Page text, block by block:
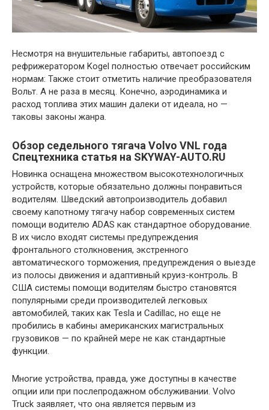
Несмотря на внушительные габариты, автопоезд с
рефрижератором Kogel полностью отвечает российским
нормам: Также стоит отметить наличие преобразователя
Вольт. А не раза в месяц. Конечно, аэродинамика и
расход топлива этих машин далеки от идеала, но —
таковы законы жанра.
Обзор седельного тягача Volvo VNL года
Спецтехника статья на SKYWAY-AUTO.RU
Новинка оснащена множеством высокотехнологичных
устройств, которые обязательно должны понравиться
водителям. Шведский автопроизводитель добавил
своему капотному тягачу набор современных систем
помощи водителю ADAS как стандартное оборудование.
В их число входят системы предупреждения
фронтального столкновения, экстренного
автоматического торможения, предупреждения о выезде
из полосы движения и адаптивный круиз-контроль. В
США системы помощи водителям быстро становятся
популярными среди производителей легковых
автомобилей, таких как Tesla и Cadillac, но еще не
пробились в кабины американских магистральных
грузовиков — по крайней мере не как стандартные
функции.
Многие устройства, правда, уже доступны в качестве
опции или при послепродажном обслуживании. Volvo
Truck заявляет, что она является первым из